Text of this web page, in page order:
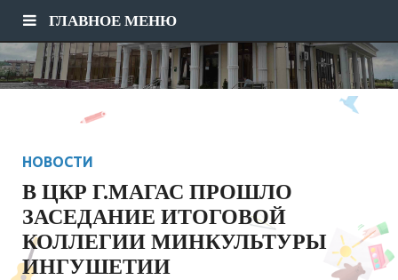
ГЛАВНОЕ МЕНЮ
НОВОСТИ
В ЦКР Г.МАГАС ПРОШЛО
ЗАСЕДАНИЕ ИТОГОВОЙ
КОЛЛЕГИИ МИНКУЛЬТУРЫ
ИНГУШЕТИИ